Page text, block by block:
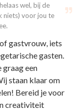
wel, bij de
niets) voor jou te
gastvrouw, iets
gasten.
graag een
staan klaar om
Bereid je voor
creativiteit